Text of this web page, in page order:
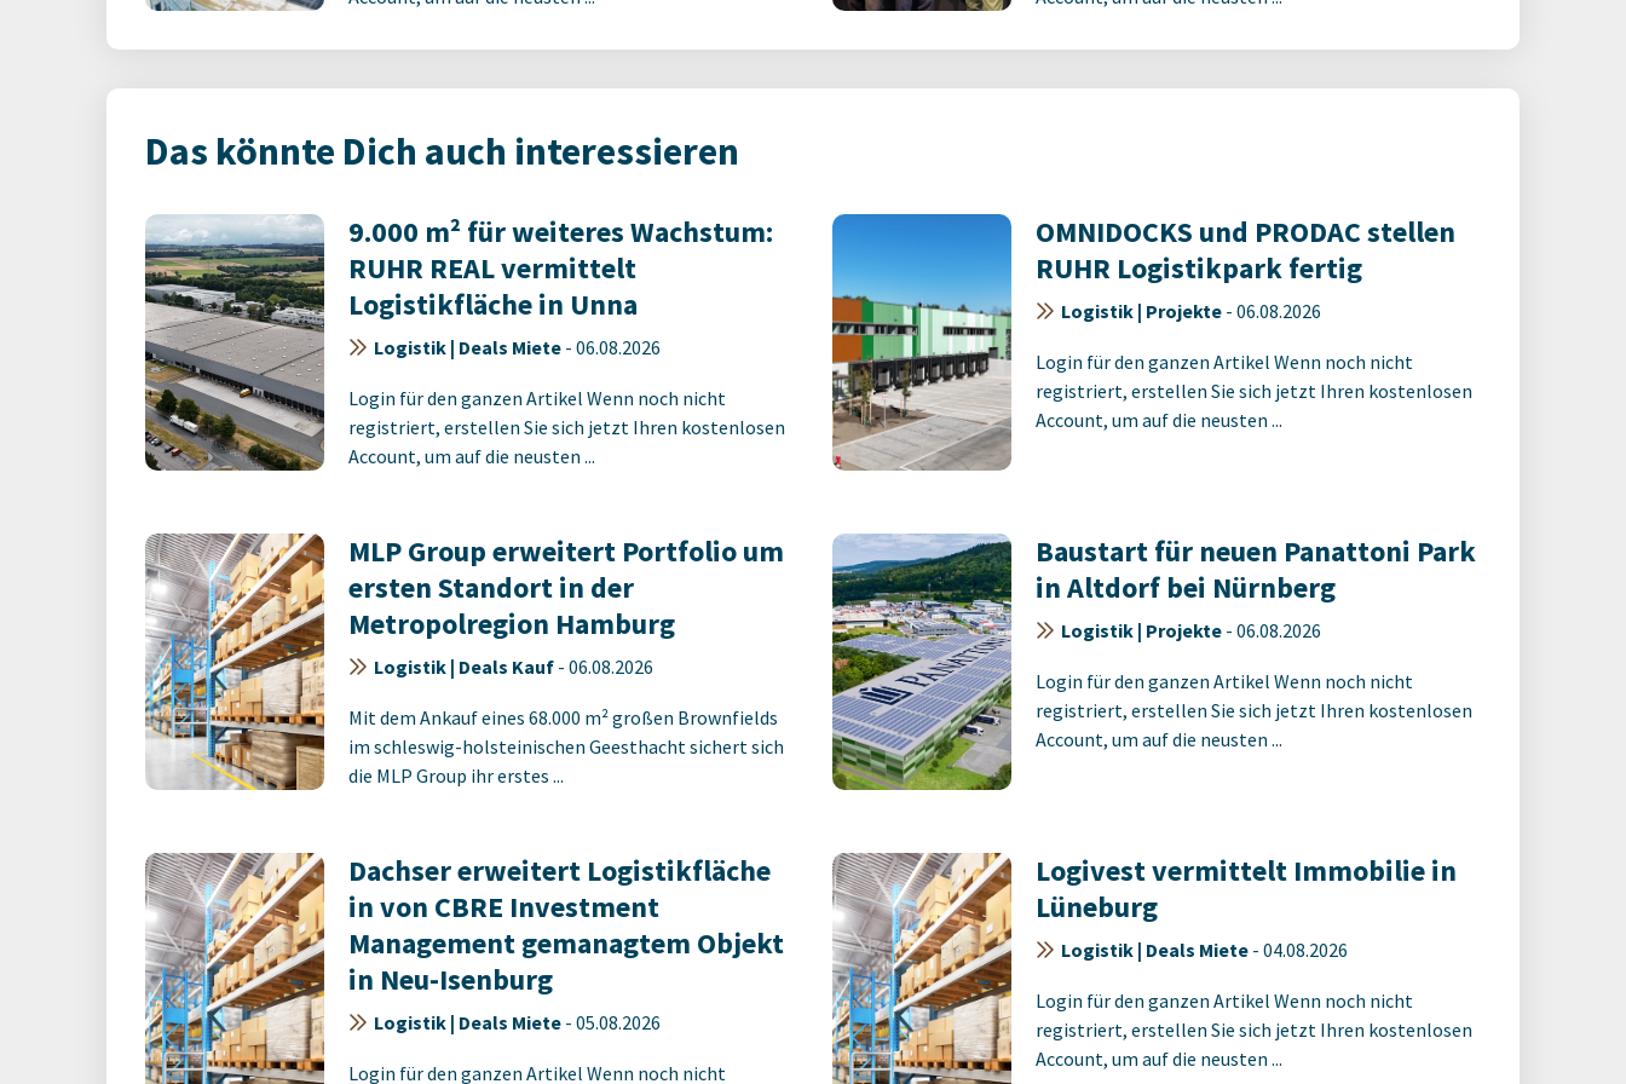
Das könnte Dich auch interessieren
9.000 m² für weiteres Wachstum:
RUHR REAL vermittelt
Logistikfläche in Unna
Logistik | Deals Miete - 06.08.2026
Login für den ganzen Artikel Wenn noch nicht
registriert, erstellen Sie sich jetzt Ihren kostenlosen
Account, um auf die neusten ...
OMNIDOCKS und PRODAC stellen
RUHR Logistikpark fertig
Logistik | Projekte - 06.08.2026
Login für den ganzen Artikel Wenn noch nicht
registriert, erstellen Sie sich jetzt Ihren kostenlosen
Account, um auf die neusten ...
MLP Group erweitert Portfolio um
ersten Standort in der
Metropolregion Hamburg
Logistik | Deals Kauf - 06.08.2026
Mit dem Ankauf eines 68.000 m² großen Brownfields
im schleswig-holsteinischen Geesthacht sichert sich
die MLP Group ihr erstes ...
Baustart für neuen Panattoni Park
in Altdorf bei Nürnberg
Logistik | Projekte - 06.08.2026
Login für den ganzen Artikel Wenn noch nicht
registriert, erstellen Sie sich jetzt Ihren kostenlosen
Account, um auf die neusten ...
Dachser erweitert Logistikfläche
in von CBRE Investment
Management gemanagtem Objekt
in Neu-Isenburg
Logistik | Deals Miete - 05.08.2026
Login für den ganzen Artikel Wenn noch nicht
Logivest vermittelt Immobilie in
Lüneburg
Logistik | Deals Miete - 04.08.2026
Login für den ganzen Artikel Wenn noch nicht
registriert, erstellen Sie sich jetzt Ihren kostenlosen
Account, um auf die neusten ...